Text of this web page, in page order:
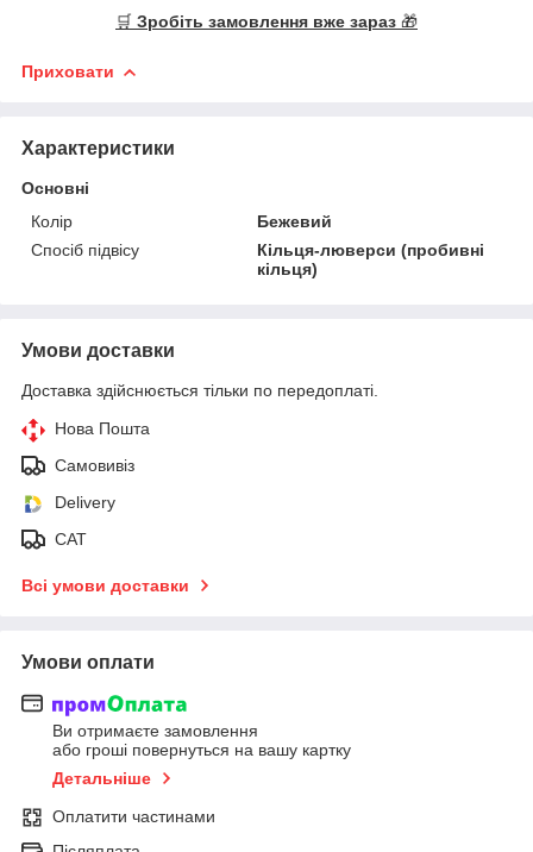
🛒 Зробіть замовлення вже зараз 🎁
Приховати
Характеристики
Основні
Колір
Бежевий
Спосіб підвісу
Кільця-люверси (пробивні
кільця)
Умови доставки
Доставка здійснюється тільки по передоплаті.
Нова Пошта
Самовивіз
Delivery
САТ
Всі умови доставки
Умови оплати
Ви отримаєте замовлення
або гроші повернуться на вашу картку
Детальніше
Оплатити частинами